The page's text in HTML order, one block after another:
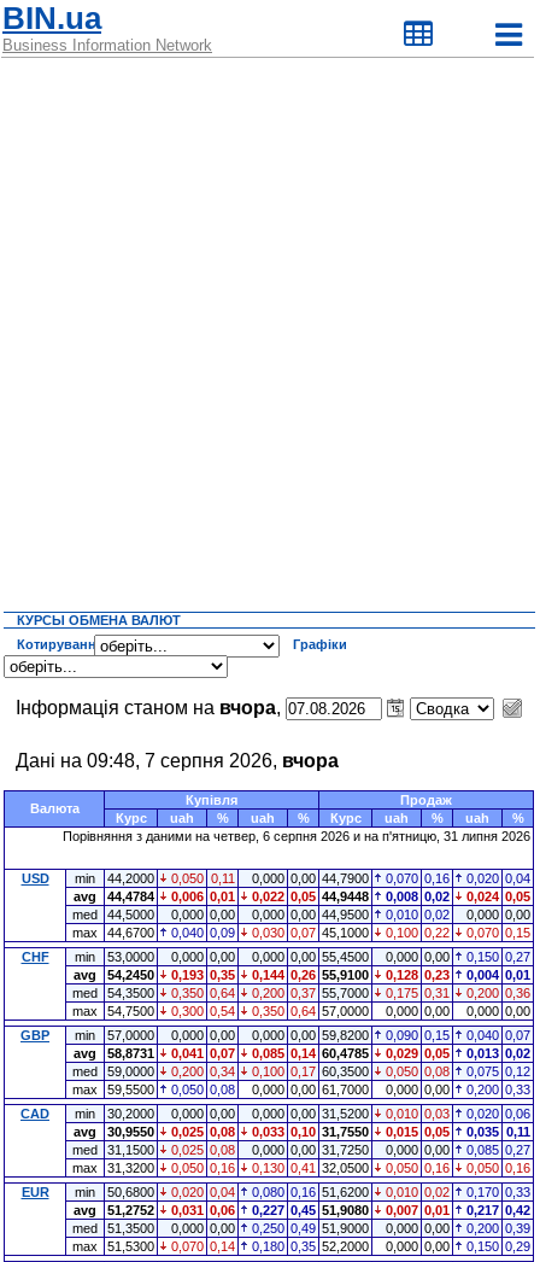
BIN.ua
Business Information Network
КУРСЫ ОБМЕНА ВАЛЮТ
Котирування
Графіки
Інформація станом на вчора,
Дані на 09:48, 7 серпня 2026, вчора
Валюта
Купівля
Продаж
Курс
uah % uah % Курс uah % uah
%
Порівняння з даними на четвер, 6 серпня 2026 и на п'ятницю, 31 липня 2026
USD min 44,2000 0,050 0,11 0,000 0,00 44,7900 0,070 0,16 0,020 0,04
avg
44,4784 0,006 0,01 0,022 0,05 44,9448 0,008 0,02 0,024 0,05
med
44,5000 0,000 0,00 0,000 0,00 44,9500 0,010 0,02 0,000 0,00
max
44,6700 0,040 0,09 0,030 0,07 45,1000 0,100 0,22 0,070 0,15
CHF
min 53,0000 0,000 0,00 0,000 0,00 55,4500 0,000 0,00 0,150 0,27
avg
54,2450 0,193 0,35 0,144 0,26 55,9100 0,128 0,23 0,004 0,01
med
54,3500 0,350 0,64 0,200 0,37 55,7000 0,175 0,31 0,200 0,36
max
54,7500 0,300 0,54 0,350 0,64 57,0000 0,000 0,00 0,000 0,00
GBP
min 57,0000 0,000 0,00 0,000 0,00 59,8200 0,090 0,15 0,040 0,07
avg
58,8731 0,041 0,07 0,085 0,14 60,4785 0,029 0,05 0,013 0,02
med
59,0000 0,200 0,34 0,100 0,17 60,3500 0,050 0,08 0,075 0,12
max
59,5500 0,050 0,08 0,000 0,00 61,7000 0,000 0,00 0,200 0,33
CAD
min 30,2000 0,000 0,00 0,000 0,00 31,5200 0,010 0,03 0,020 0,06
avg
30,9550 0,025 0,08 0,033 0,10 31,7550 0,015 0,05 0,035 0,11
med
31,1500 0,025 0,08 0,000 0,00 31,7250 0,000 0,00 0,085 0,27
max
31,3200 0,050 0,16 0,130 0,41 32,0500 0,050 0,16 0,050 0,16
EUR
min 50,6800 0,020 0,04 0,080 0,16 51,6200 0,010 0,02 0,170 0,33
avg
51,2752 0,031 0,06 0,227 0,45 51,9080 0,007 0,01 0,217 0,42
med
51,3500 0,000 0,00 0,250 0,49 51,9000 0,000 0,00 0,200 0,39
max
51,5300 0,070 0,14 0,180 0,35 52,2000 0,000 0,00 0,150 0,29